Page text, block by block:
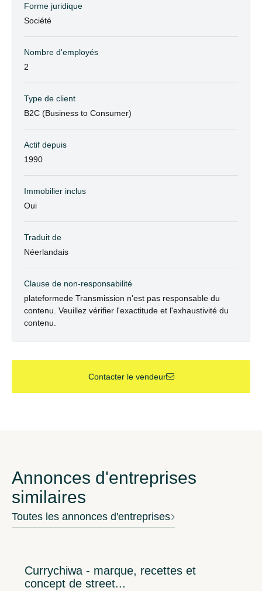
Forme juridique
Société
Nombre d'employés
2
Type de client
B2C (Business to Consumer)
Actif depuis
1990
Immobilier inclus
Oui
Traduit de
Néerlandais
Clause de non-responsabilité
plateformede Transmission n'est pas responsable du
contenu. Veuillez vérifier l'exactitude et l'exhaustivité du
contenu.
Contacter le vendeur
Annonces d'entreprises
similaires
Toutes les annonces d'entreprises
Currychiwa - marque, recettes et
concept de street...